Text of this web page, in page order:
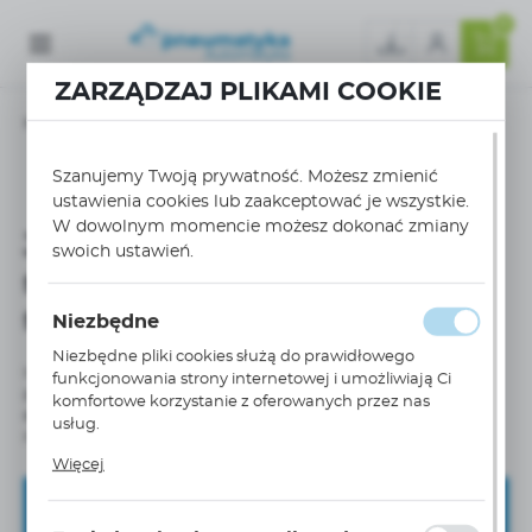
Strona główna
Jakie są korzyści z integracji silników pneumatycznych z systemami
Jakie są korzyści z integracji
silników pneumatycznych z
systemami sterowania?
Integracja z systemami sterowania, takimi jak IoT i PLC, umożliwia
precyzyjne monitorowanie i kontrolę procesów, co zwiększa
efektywność operacyjną oraz pozwala na szybką reakcję
na ewentualne nieprawidłowości.
ZARZĄDZAJ PLIKAMI COOKIE
Szanujemy Twoją prywatność. Możesz zmienić
ustawienia cookies lub zaakceptować je wszystkie.
W dowolnym momencie możesz dokonać zmiany
swoich ustawień.
Niezbędne
Niezbędne pliki cookies służą do prawidłowego
funkcjonowania strony internetowej i umożliwiają Ci
komfortowe korzystanie z oferowanych przez nas
usług.
Ciebie działania w celu m.in. dostosowania Twoich
ustawień preferencji prywatności, logowania czy
Więcej